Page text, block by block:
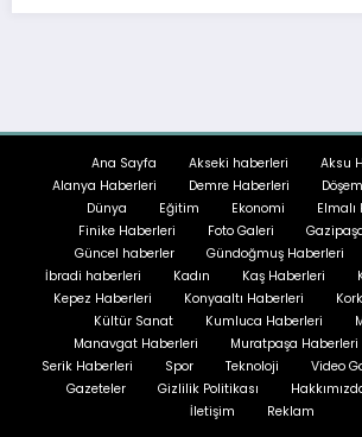
Ana Sayfa Akseki haberleri
Aksu
Alanya Haberleri
Demre Haberleri
Dünya
Eğitim Ekonomi
Elmalı
Finike Haberleri
Foto Galeri
Güncel haberler
Gündoğmuş Haberleri
İbradi haberleri
Kadın Kaş Haberleri
Kepez Haberleri
Konyaaltı Haberleri
Kültür Sanat
Kumluca Haberleri
Manavgat Haberleri
Muratpaşa Haberleri
Serik Haberleri
Spor Teknoloji Video
Gazeteler
Gizlilik Politikası
İletişim
Reklam